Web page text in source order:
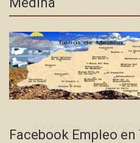
Facebook Empleo